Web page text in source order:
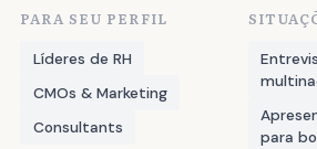
PARA SEU PERFIL
Líderes de RH
CMOs & Marketing
Consultants
para